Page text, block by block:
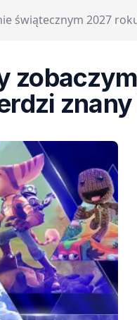
świątecznym 2027